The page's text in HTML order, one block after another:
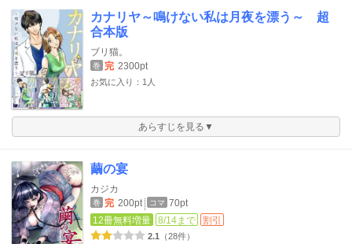
カナリヤ～鳴けない私は月夜を漂う～ 超
合本版
ブリ猫。
巻 完 2300pt
お気に入り：1人
あらすじを見る▼
繭の宴
カジカ
巻 完 200pt コマ 70pt
12冊無料増量
8/14まで 割引
2.1
（28件）